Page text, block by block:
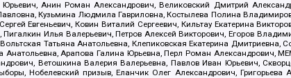
Анин Роман Александрович, Великовский Дмитрий
Кузьмина Людмила Гавриловна, Костылева Полина
Евгеньевич, Ковин Виталий Сергеевич, Кильтау Екатерина
Илья Валерьевич, Петров Алексей Викторович, Егоров
Татьяна Анатольевна, Клепиковская Екатерина Дмитриевна,
Арапова Галина Юрьевна, Перл Роман Александрович,
Ветошкина Валерия Валерьевна, Павлов Иван Юрьевич,
Нобелевский призыв, Еланчик Олег Александрович, Григорьева